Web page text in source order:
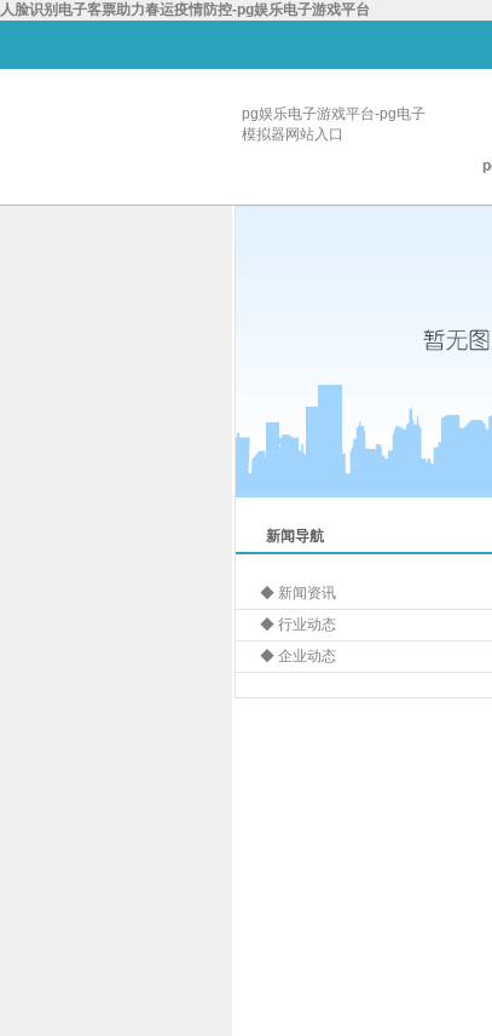
人脸识别电子客票助力春运疫情防控-pg娱乐电子游戏平台
pg娱乐电子游戏平台-pg电子
模拟器网站入口
新闻导航
◆ 新闻资讯
◆ 行业动态
◆ 企业动态